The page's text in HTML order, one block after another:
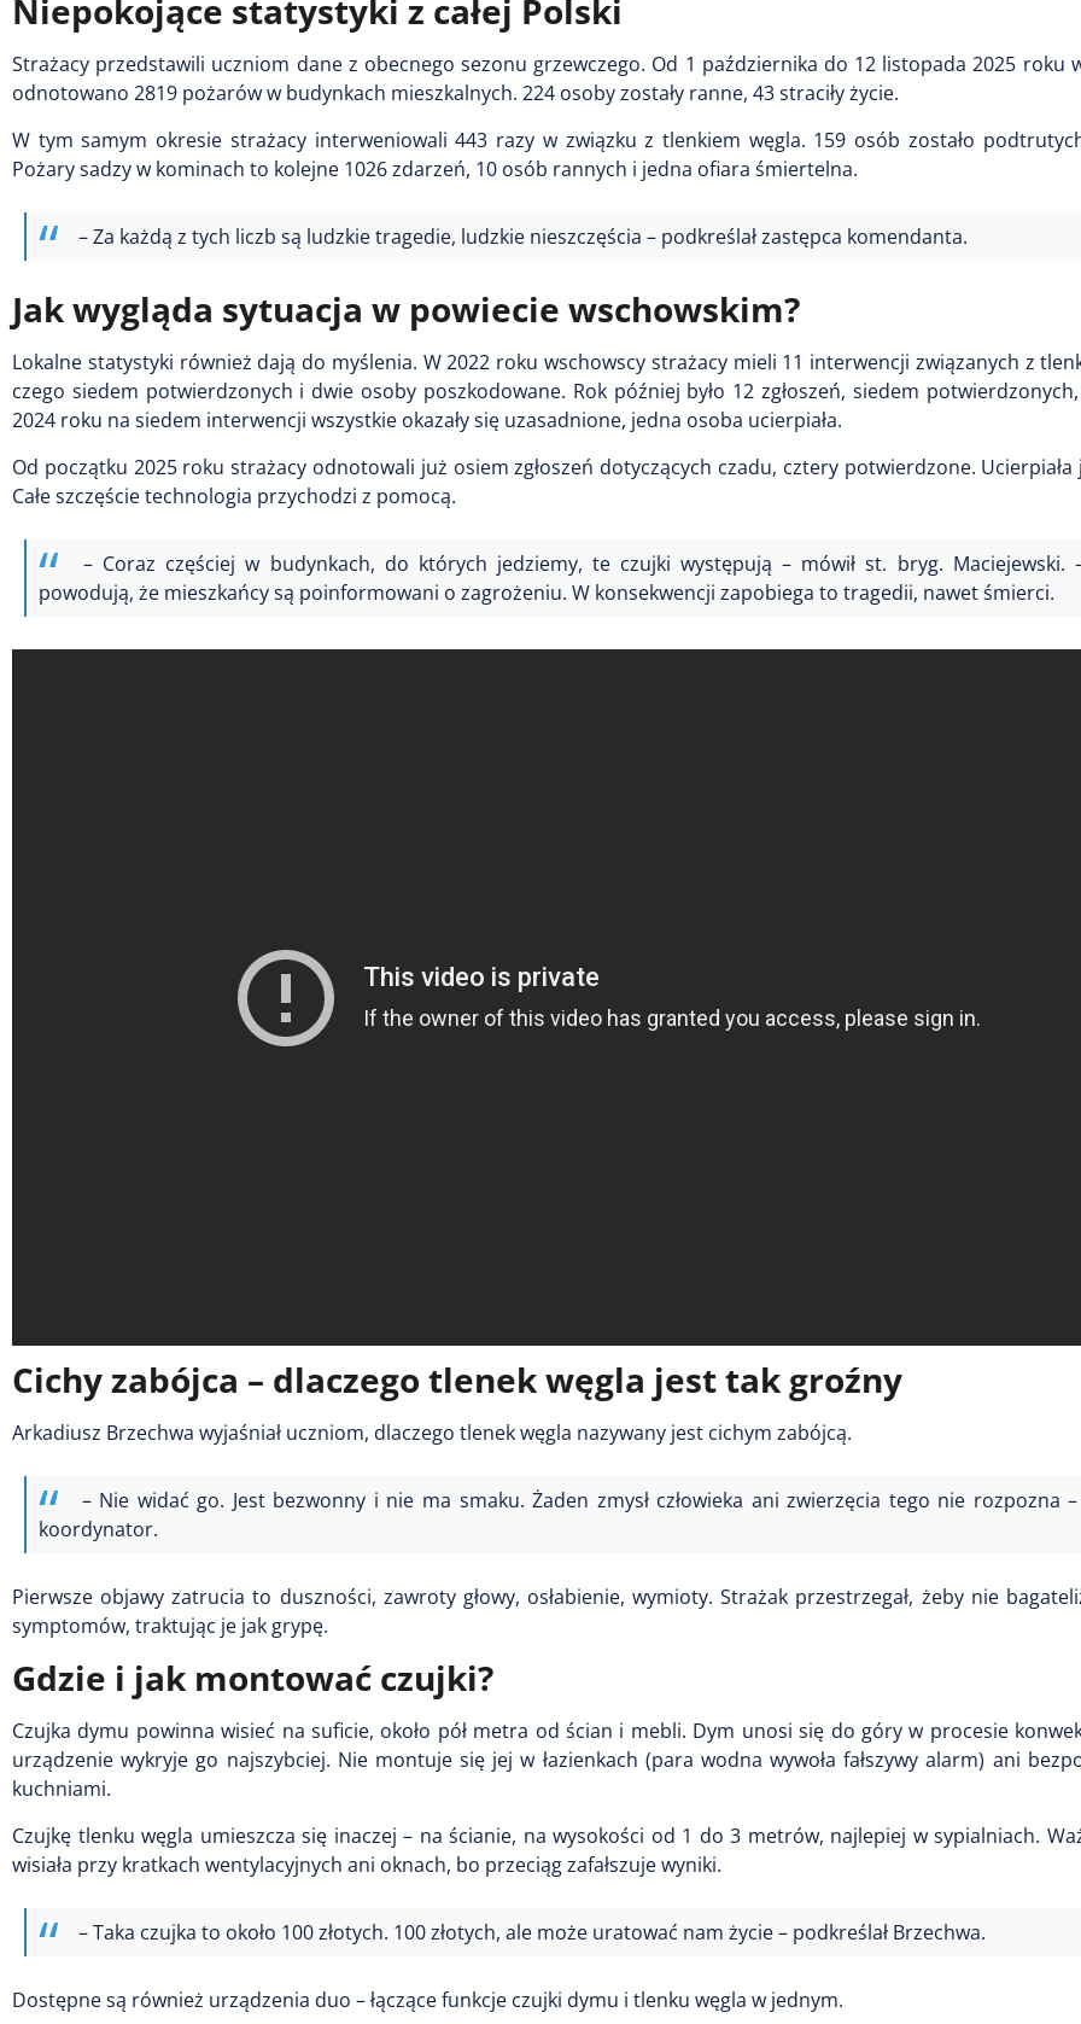
Niepokojące statystyki z całej Polski
Strażacy przedstawili uczniom dane z obecnego sezonu grzewczego. Od 1 października do 12 listopada 2025 roku
odnotowano 2819 pożarów w budynkach mieszkalnych. 224 osoby zostały ranne, 43 straciły życie.
W tym samym okresie strażacy interweniowali 443 razy w związku z tlenkiem węgla. 159 osób zostało
Pożary sadzy w kominach to kolejne 1026 zdarzeń, 10 osób rannych i jedna ofiara śmiertelna.
– Za każdą z tych liczb są ludzkie tragedie, ludzkie nieszczęścia – podkreślał zastępca komendanta.
Jak wygląda sytuacja w powiecie wschowskim?
Lokalne statystyki również dają do myślenia. W 2022 roku wschowscy strażacy mieli 11 interwencji związanych z
czego siedem potwierdzonych i dwie osoby poszkodowane. Rok później było 12 zgłoszeń, siedem
2024 roku na siedem interwencji wszystkie okazały się uzasadnione, jedna osoba ucierpiała.
Od początku 2025 roku strażacy odnotowali już osiem zgłoszeń dotyczących czadu, cztery potwierdzone.
Całe szczęście technologia przychodzi z pomocą.
– Coraz częściej w budynkach, do których jedziemy, te czujki występują – mówił st. bryg.
powodują, że mieszkańcy są poinformowani o zagrożeniu. W konsekwencji zapobiega to tragedii, nawet śmierci.
Cichy zabójca – dlaczego tlenek węgla jest tak groźny
Arkadiusz Brzechwa wyjaśniał uczniom, dlaczego tlenek węgla nazywany jest cichym zabójcą.
– Nie widać go. Jest bezwonny i nie ma smaku. Żaden zmysł człowieka ani zwierzęcia tego nie rozpozna –
koordynator.
Pierwsze objawy zatrucia to duszności, zawroty głowy, osłabienie, wymioty. Strażak przestrzegał, żeby nie
symptomów, traktując je jak grypę.
Gdzie i jak montować czujki?
Czujka dymu powinna wisieć na suficie, około pół metra od ścian i mebli. Dym unosi się do góry w procesie
urządzenie wykryje go najszybciej. Nie montuje się jej w łazienkach (para wodna wywoła fałszywy alarm) ani
kuchniami.
Czujkę tlenku węgla umieszcza się inaczej – na ścianie, na wysokości od 1 do 3 metrów, najlepiej w sypialniach.
wisiała przy kratkach wentylacyjnych ani oknach, bo przeciąg zafałszuje wyniki.
– Taka czujka to około 100 złotych. 100 złotych, ale może uratować nam życie – podkreślał Brzechwa.
Dostępne są również urządzenia duo – łączące funkcje czujki dymu i tlenku węgla w jednym.